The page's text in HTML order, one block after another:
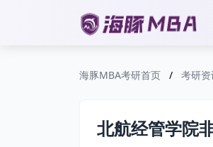
海豚MBA考研首页 / 考研
北航经管学院